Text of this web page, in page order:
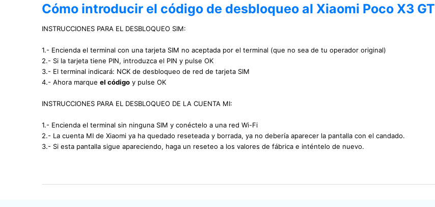
Cómo introducir el código de desbloqueo al Xiaomi Poco X3 GT
INSTRUCCIONES PARA EL DESBLOQUEO SIM:
1.- Encienda el terminal con una tarjeta SIM no aceptada por el terminal (que no sea de tu operador original)
2.- Si la tarjeta tiene PIN, introduzca el PIN y pulse OK
3.- El terminal indicará: NCK de desbloqueo de red de tarjeta SIM
4.- Ahora marque el código y pulse OK
INSTRUCCIONES PARA EL DESBLOQUEO DE LA CUENTA MI:
1.- Encienda el terminal sin ninguna SIM y conéctelo a una red Wi-Fi
2.- La cuenta MI de Xiaomi ya ha quedado reseteada y borrada, ya no debería aparecer la pantalla con el candado.
3.- Si esta pantalla sigue apareciendo, haga un reseteo a los valores de fábrica e inténtelo de nuevo.